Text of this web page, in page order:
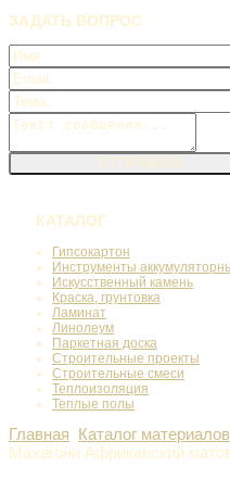
ЗАДАТЬ ВОПРОС
КАТАЛОГ
Гипсокартон
Инструменты
Искусственный камень
Краска, грунтовка
Ламинат
Линолеум
Паркетная доска
Строительные проекты
Строительные смеси
Теплоизоляция
Теплые полы
Главная Каталог материалов
Махагони Африканский